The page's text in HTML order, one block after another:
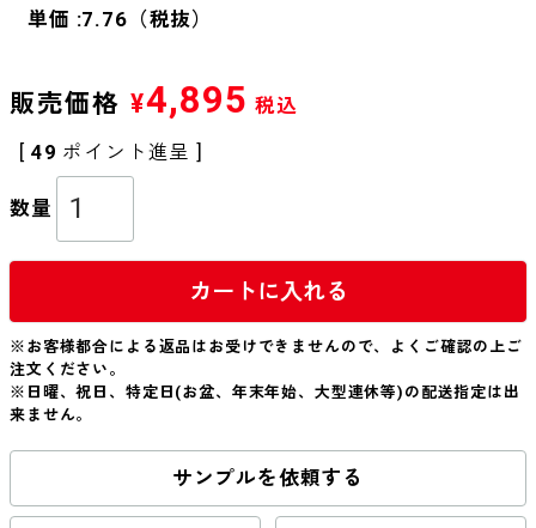
単価 :7.76（税抜）
販売価格 ¥4,895 税込
[ 49 ポイント進呈 ]
カートに入れる
※お客様都合による返品はお受けできませんので、よくご確認の上ご
注文ください。
※日曜、祝日、特定日(お盆、年末年始、大型連休等)の配送指定は出
来ません。
サンプルを依頼する